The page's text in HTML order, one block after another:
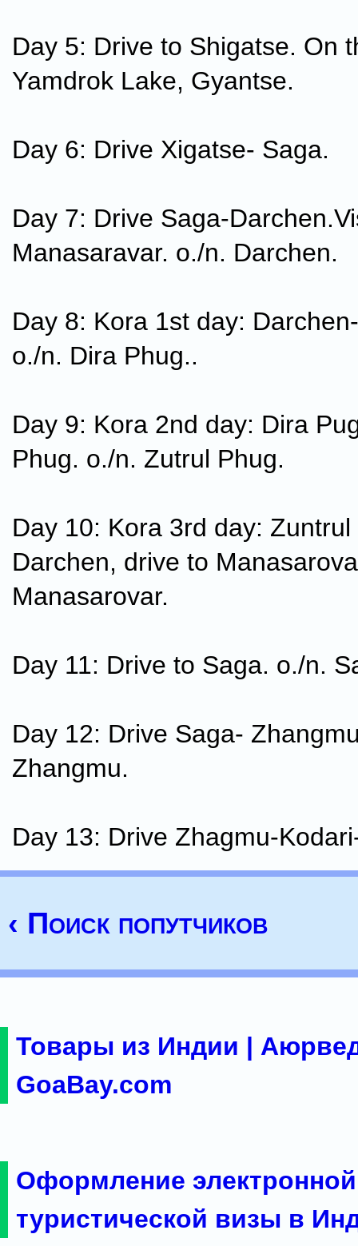
Day 5: Drive to Shigatse. On
Yamdrok Lake, Gyantse.
Day 6: Drive Xigatse- Saga.
Day 7: Drive Saga-
Manasaravar. o./n. Darchen.
Day 8: Kora 1st day:
o./n. Dira Phug..
Day 9: Kora 2nd day: Dira
Phug. o./n. Zutrul Phug.
Day 10: Kora 3rd day: Zuntrul
Darchen, drive to
Manasarovar.
Day 11: Drive to Saga. o./n.
Day 12: Drive Saga-
Zhangmu.
Day 13: Drive Zhagmu-
‹ Поиск попутчиков
Товары из Индии |
GoaBay.com
Оформление электронной
туристической визы в